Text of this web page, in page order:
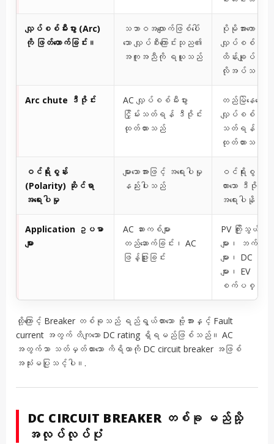
လျှပ်စစ်မီးပွား (Arc)
ကို ဖြတ်တောက်ခြင်း။
သဘာဝအလျောက်ဖြစ်ပေါ်
သော လျှပ်စီးကြောင်းသုည၏
အကူအညီကို ရယူသည်
ပိုမိုအားကောင်းသော
လျှပ်စစ်မီးပွား
ထိန်းချုပ်မှု
လိုအပ်သည်
Arc chute ဒီဇိုင်း
AC လျှပ်စစ်မီးပွား
ငြှိမ်းသတ်ရန် ဒီဇိုင်း
ထုတ်ထားသည်
တည်မြဲနေသော
လျှပ်စစ်မီးပွား
သတ်ရန် ဒီဇို
ထုတ်ထားသည်
ဝင်ရိုးစွန်း
(Polarity) ဆိုင်ရာ
အရေးပါမှု
များသောအားဖြင့် အရေးပါမှု
နည်းပါးသည်
ဝင်ရိုးစွန်း
ထားသော ဒီဇိုင်းမ
အရေးပါနိုင်
Application ဥပမာ
များ
AC ဆားကစ်များ
တည်ဆောက်ခြင်း၊ AC
ဖြန့်ဖြူးခြင်း
PV ကြိုးသွယ်တ
များ၊ ဘက်ထ
များ၊ DC
များ၊ EV
စက်ပစ္စည်းမျ
ထို့ကြောင့် Breaker တစ်ခုသည် ရည်ရွယ်ထားသော ဗို့အားနှင့် Fault
current အတွက် တိကျသော DC rating ရှိရမည်ဖြစ်သည်။ AC
အတွက်သာ သတ်မှတ်ထားသော ကိရိယာကို DC circuit breaker အဖြစ်
အသုံးမပြုသင့်ပါ။.
DC CIRCUIT BREAKER တစ်ခု မည်သို့
အလုပ်လုပ်ပုံ